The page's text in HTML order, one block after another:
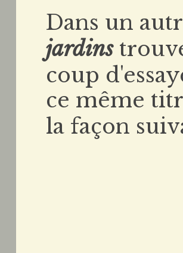
Dans un
jardins
coup
ce même
la façon